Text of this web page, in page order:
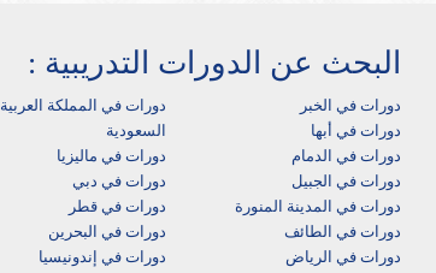
البحث عن الدورات التدريبية :
دورات في الخبر
دورات في أبها‎
دورات في الدمام‎
دورات في الجبيل
دورات في المدينة المنورة
دورات في الطائف
دورات في الرياض
دورات في المملكة العربية
السعودية
دورات في ماليزيا
دورات في دبي
دورات في قطر
دورات في البحرين
دورات في إندونيسيا